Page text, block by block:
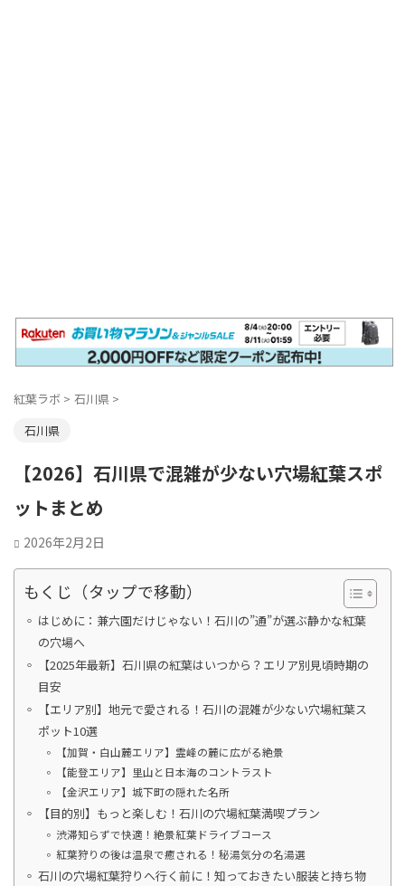
紅葉ラボ > 石川県 >
石川県
【2026】石川県で混雑が少ない穴場紅葉スポ
ットまとめ
2026年2月2日
もくじ（タップで移動）
はじめに：兼六園だけじゃない！石川の”通”が選ぶ静かな紅葉
の穴場へ
【2025年最新】石川県の紅葉はいつから？エリア別見頃時期の
目安
【エリア別】地元で愛される！石川の混雑が少ない穴場紅葉ス
ポット10選
【加賀・白山麓エリア】霊峰の麓に広がる絶景
【能登エリア】里山と日本海のコントラスト
【金沢エリア】城下町の隠れた名所
【目的別】もっと楽しむ！石川の穴場紅葉満喫プラン
渋滞知らずで快適！絶景紅葉ドライブコース
紅葉狩りの後は温泉で癒される！秘湯気分の名湯選
石川の穴場紅葉狩りへ行く前に！知っておきたい服装と持ち物